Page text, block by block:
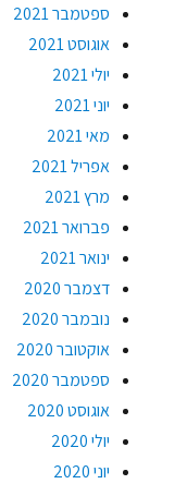
ספטמבר 2021
אוגוסט 2021
יולי 2021
יוני 2021
מאי 2021
אפריל 2021
מרץ 2021
פברואר 2021
ינואר 2021
דצמבר 2020
נובמבר 2020
אוקטובר 2020
ספטמבר 2020
אוגוסט 2020
יולי 2020
יוני 2020